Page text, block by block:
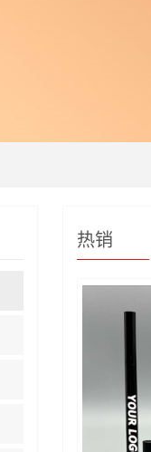
热销